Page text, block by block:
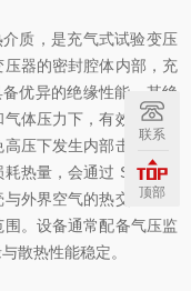
质，是充气式试验变压
器的密封腔体内部，充
优异的绝缘性能，其绝
体压力下，有效隔离高
压下发生内部击穿、闪
热量，会通过 SF₆气体
外界空气的热交换完成
。设备通常配备气压监
散热性能稳定。
联系
顶部